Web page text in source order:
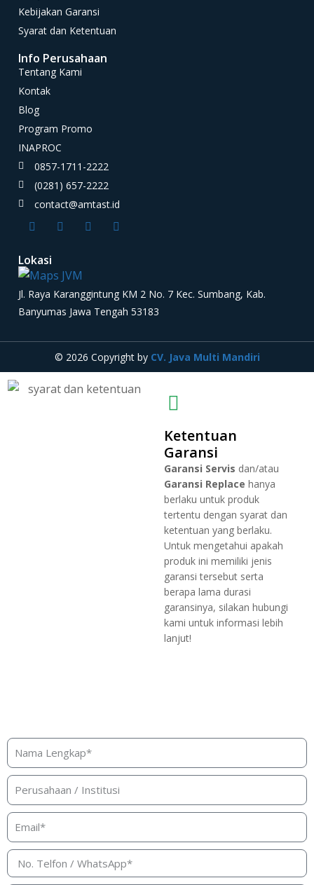
Kebijakan Garansi
Syarat dan Ketentuan
Info Perusahaan
Tentang Kami
Kontak
Blog
Program Promo
INAPROC
0857-1711-2222
(0281) 657-2222
contact@amtast.id
Lokasi
Jl. Raya Karanggintung KM 2 No. 7 Kec. Sumbang, Kab.
Banyumas Jawa Tengah 53183
© 2026 Copyright by CV. Java Multi Mandiri
Ketentuan
Garansi
Garansi Servis dan/atau
Garansi Replace hanya
berlaku untuk produk
tertentu dengan syarat dan
ketentuan yang berlaku.
Untuk mengetahui apakah
produk ini memiliki jenis
garansi tersebut serta
berapa lama durasi
garansinya, silakan hubungi
kami untuk informasi lebih
lanjut!